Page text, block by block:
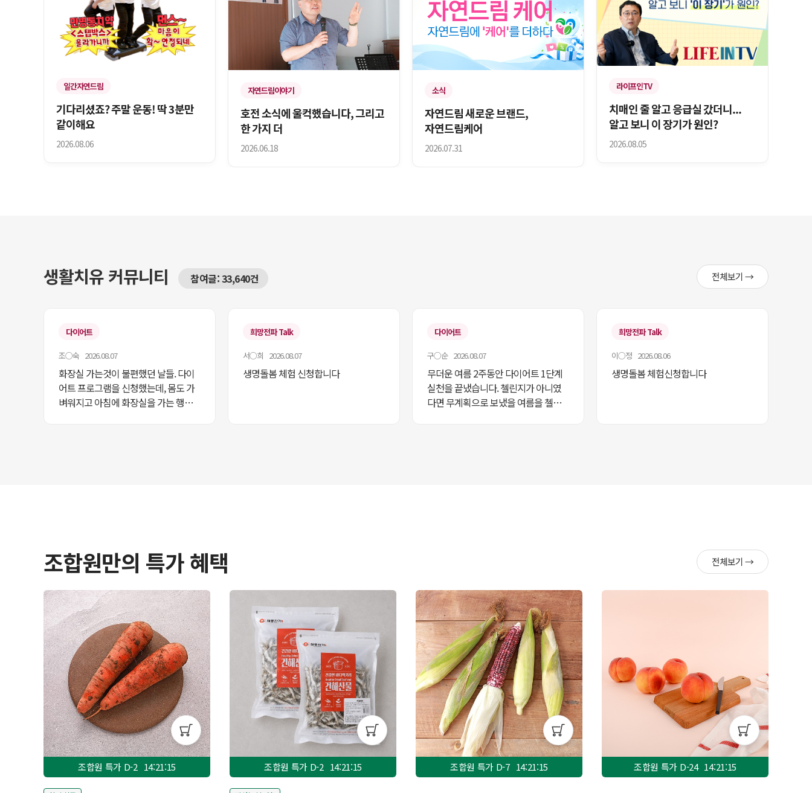
일간자연드림
기다리셨죠? 주말 운동! 딱 3분만
같이해요
2026.08.06
자연드림이야기
호전 소식에 울컥했습니다, 그리고
한 가지 더
2026.06.18
소식
자연드림 새로운 브랜드,
자연드림케어
2026.07.31
라이프인TV
치매인 줄 알고 응급실 갔더니...
알고 보니 이 장기가 원인?
2026.08.05
생활치유 커뮤니티 참여글: 33,640건 전체보기 →
다이어트
조○숙 2026.08.07
화장실 가는것이 불편했던 날들. 다이
어트 프로그램을 신청했는데, 몸도 가
벼워지고 아침에 화장실을 가는 행복
희망전파 Talk
서○희 2026.08.07
생명돌봄 체험 신청합니다
다이어트
구○순 2026.08.07
무더운 여름 2주동안 다이어트 1단계
실천을 끝냈습니다. 첼린지가 아니였
다면 무계획으로 보냈을 여름을 첼린
희망전파 Talk
이○정 2026.08.06
생명돌봄 체험신청합니다
조합원만의 특가 혜택 전체보기 →
조합원 특가 D-2 14:21:13 조합원 특가 D-2 14:21:13 조합원 특가 D-7 14:21:13 조합원 특가 D-24 14:21:13